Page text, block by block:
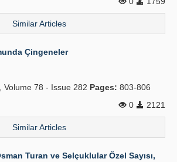
Similar Articles
Çingeneler
Volume 78 - Issue 282 Pages: 803-806
0
2121
Similar Articles
Turan ve Selçuklular Özel Sayısı,